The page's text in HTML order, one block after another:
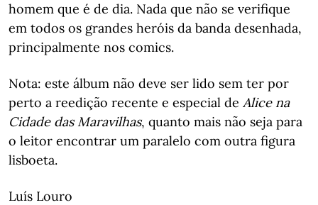
homem que é de dia. Nada que não se verifique
em todos os grandes heróis da banda desenhada,
principalmente nos comics.
Nota: este álbum não deve ser lido sem ter por
perto a reedição recente e especial de Alice na
Cidade das Maravilhas, quanto mais não seja para
o leitor encontrar um paralelo com outra figura
lisboeta.
Luís Louro